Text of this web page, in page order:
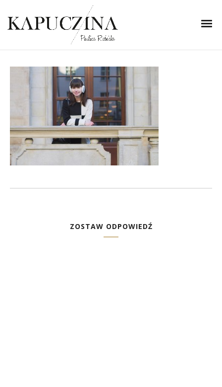
5 stycznia 2014
IMG_1495
Written by
ZOSTAW ODPOWIEDŹ